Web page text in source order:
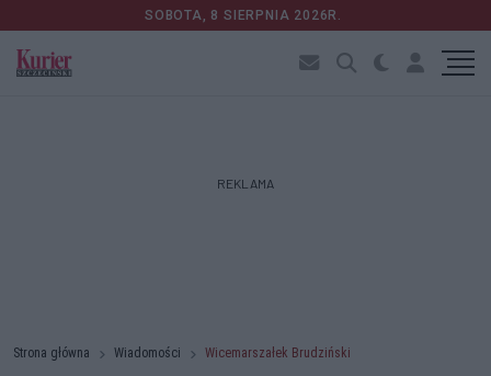
SOBOTA, 8 SIERPNIA 2026R.
REKLAMA
Strona główna Wiadomości Wicemarszałek Brudziński